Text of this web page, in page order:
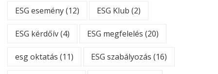
ESG esemény(12) ESG Klub (2)
ESG kérdőív(4) ESG megfelelés (20)
esg oktatás (11) ESG szabályozás (16)